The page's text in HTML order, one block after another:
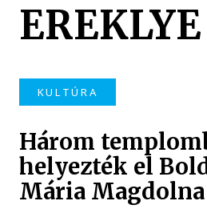
EREKLYE
KULTÚRA
Három
helyezték el
Mária